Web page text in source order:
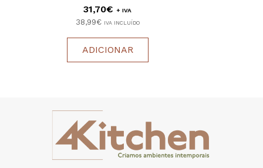
31,70€ + IVA
38,99€ IVA INCLUÍDO
ADICIONAR